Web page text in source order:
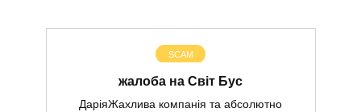
SCAM
жалоба на Світ Бус
ДаріяЖахлива компанія та абсолютно